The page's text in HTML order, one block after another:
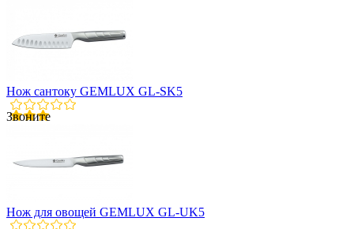
Нож сантоку GEMLUX GL-SK5
Звоните
Нож для овощей GEMLUX GL-UK5